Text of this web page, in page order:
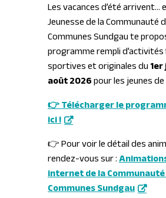
Les vacances d’été arrivent…
Jeunesse de la Communauté
Communes Sundgau te
programme rempli d’activités
sportives et originales du
août 2026pour les jeunes de
👉 Télécharger le
ici !
👉 Pour voir le détail des
rendez-vous sur :
internet de la
Communes Sundgau